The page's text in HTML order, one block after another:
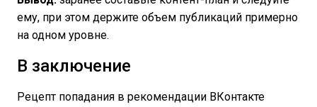
ему, при этом держите объем публикаций примерно
на одном уровне.
В заключение
Рецепт попадания в рекомендации ВКонтакте